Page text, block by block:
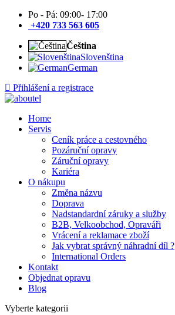
Po - Pá: 09:00- 17:00
+420 733 563 605
Čeština
Slovenština
German
Přihlášení a registrace
Home
Servis
Ceník práce a cestovného
Pozáruční opravy
Záruční opravy
Kariéra
O nákupu
Změna názvu
Doprava
Nadstandardní záruky a služby
B2B, Velkoobchod, Opraváři
Vrácení a reklamace zboží
Jak vybrat správný náhradní díl ?
International Orders
Kontakt
Objednat opravu
Blog
Vyberte kategorii